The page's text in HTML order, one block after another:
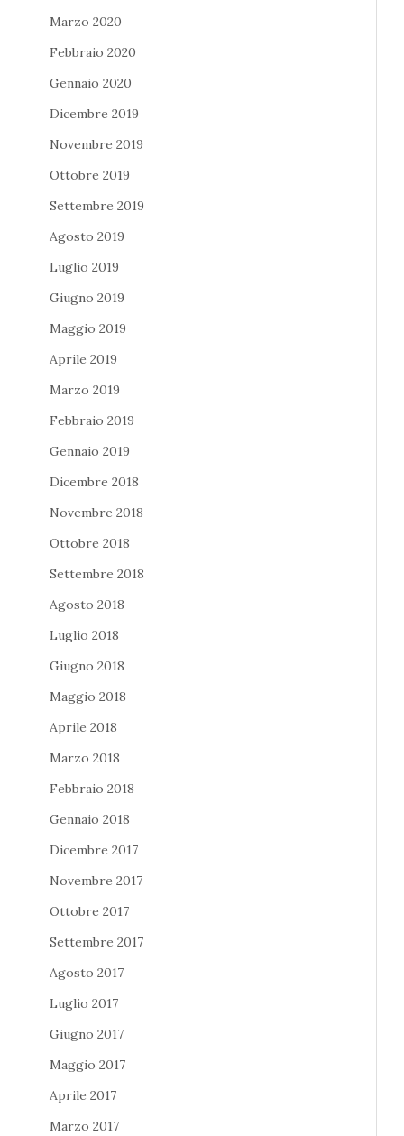
Marzo 2020
Febbraio 2020
Gennaio 2020
Dicembre 2019
Novembre 2019
Ottobre 2019
Settembre 2019
Agosto 2019
Luglio 2019
Giugno 2019
Maggio 2019
Aprile 2019
Marzo 2019
Febbraio 2019
Gennaio 2019
Dicembre 2018
Novembre 2018
Ottobre 2018
Settembre 2018
Agosto 2018
Luglio 2018
Giugno 2018
Maggio 2018
Aprile 2018
Marzo 2018
Febbraio 2018
Gennaio 2018
Dicembre 2017
Novembre 2017
Ottobre 2017
Settembre 2017
Agosto 2017
Luglio 2017
Giugno 2017
Maggio 2017
Aprile 2017
Marzo 2017